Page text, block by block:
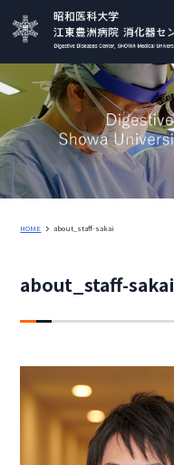
HOME about_staff-sakai
about_staff-sakai